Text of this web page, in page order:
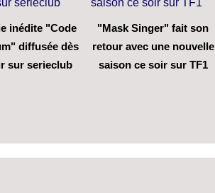
inédite "Code
diffusée dès
sur serieclub
"Mask Singer" fait son
retour avec une nouvelle
saison ce soir sur TF1